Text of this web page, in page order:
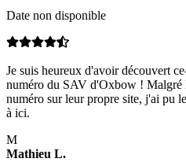
Date non disponible
Je suis heureux d'avoir découvert
numéro du SAV d'Oxbow ! Malgré
numéro sur leur propre site, j'ai pu
à ici.
M
Mathieu L.